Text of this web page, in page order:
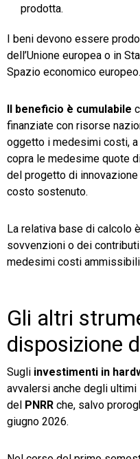
prodotta.
I beni devono essere
dell’Unione europea o in
Spazio economico europeo.
Il beneficio è cumulabile
finanziate con risorse
oggetto i medesimi costi,
copra le medesime quote
del progetto di
costo sostenuto.
La relativa base di calcolo
sovvenzioni o dei
medesimi costi
Gli altri
disposizione
Sugli investimenti in
avvalersi anche degli
del PNRR che, salvo
giugno 2026.